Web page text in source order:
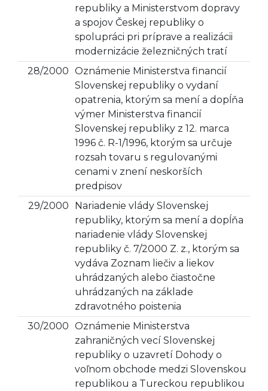
republiky a Ministerstvom dopravy
a spojov Českej republiky o
spolupráci pri príprave a realizácii
modernizácie železničných tratí
28/2000 Oznámenie Ministerstva financií
Slovenskej republiky o vydaní
opatrenia, ktorým sa mení a dopĺňa
výmer Ministerstva financií
Slovenskej republiky z 12. marca
1996 č. R-1/1996, ktorým sa určuje
rozsah tovaru s regulovanými
cenami v znení neskorších
predpisov
29/2000
Nariadenie vlády Slovenskej
republiky, ktorým sa mení a dopĺňa
nariadenie vlády Slovenskej
republiky č. 7/2000 Z. z., ktorým sa
vydáva Zoznam liečiv a liekov
uhrádzaných alebo čiastočne
uhrádzaných na základe
zdravotného poistenia
30/2000 Oznámenie Ministerstva
zahraničných vecí Slovenskej
republiky o uzavretí Dohody o
voľnom obchode medzi Slovenskou
republikou a Tureckou republikou